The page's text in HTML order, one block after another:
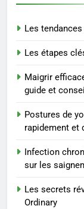
1
2
Les
Les étapes
Maigrir
guide et
Postures de
rapidement et
Infection
sur les
Les secrets
Ordinary